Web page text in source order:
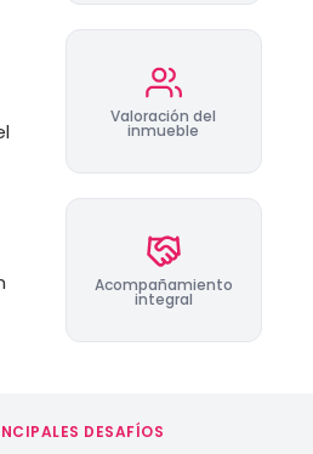
Valoración del
inmueble
Acompañamiento
integral
DESAFÍOS